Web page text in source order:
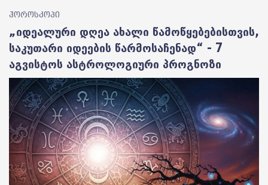
ჰოროსკოპი
„იდეალური დღეა ახალი წამოწყებებისთვის,
საკუთარი იდეების წარმოსაჩენად“ - 7
აგვისტოს ასტროლოგიური პროგნოზი